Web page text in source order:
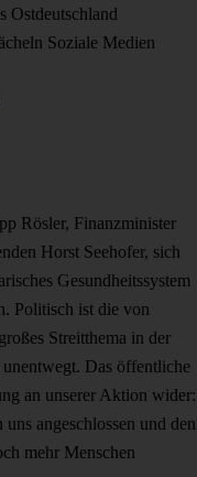
Ostdeutschland
Soziale Medien
Rösler, Finanzminister
Horst Seehofer, sich
Gesundheitssystem
Politisch ist die von
Streitthema in der
Das öffentliche
an unserer Aktion wider:
angeschlossen und den
mehr Menschen